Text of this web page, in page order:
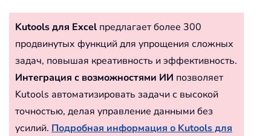
Kutools для Excel предлагает более 300
продвинутых функций для упрощения сложных
задач, повышая креативность и эффективность.
Интеграция с возможностями ИИ позволяет
Kutools автоматизировать задачи с высокой
точностью, делая управление данными без
усилий. Подробная информация о Kutools для